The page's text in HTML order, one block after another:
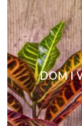
DOM I